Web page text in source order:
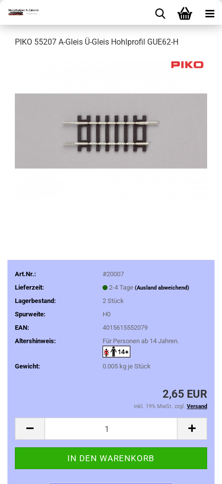
PIKO 55207 A-Gleis Ü-Gleis Hohlprofil GUE62-H
Art.Nr.:
#20007
Lieferzeit:
2-4 Tage (Ausland abweichend)
Lagerbestand: 2 Stück
Spurweite:
H0
EAN:
4015615552079
Altershinweis:
Für Personen ab 14 Jahren.
Gewicht: 0.005kg je Stück
2,65 EUR
inkl. 19% MwSt. zzgl. Versand